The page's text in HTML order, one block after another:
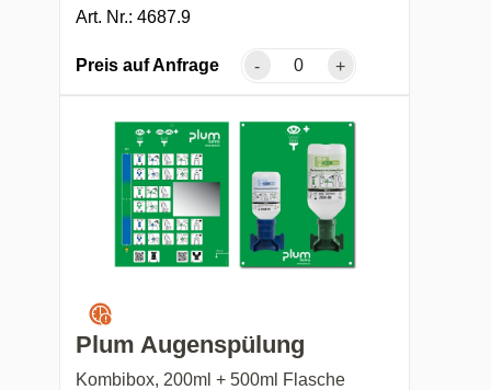
Art. Nr.: 4687.9
Preis auf Anfrage - +
Plum Augenspülung
Kombibox, 200ml + 500ml Flasche